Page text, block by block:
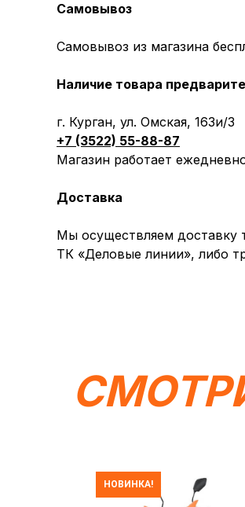
Самовывоз
Самовывоз из магазина
Наличие товара
г. Курган, ул. Омская, 163и/3
+7 (3522) 55-88-87
Магазин работает
Доставка
Мы осуществляем доставку
ТК «Деловые линии», либо
НОВИНКА!